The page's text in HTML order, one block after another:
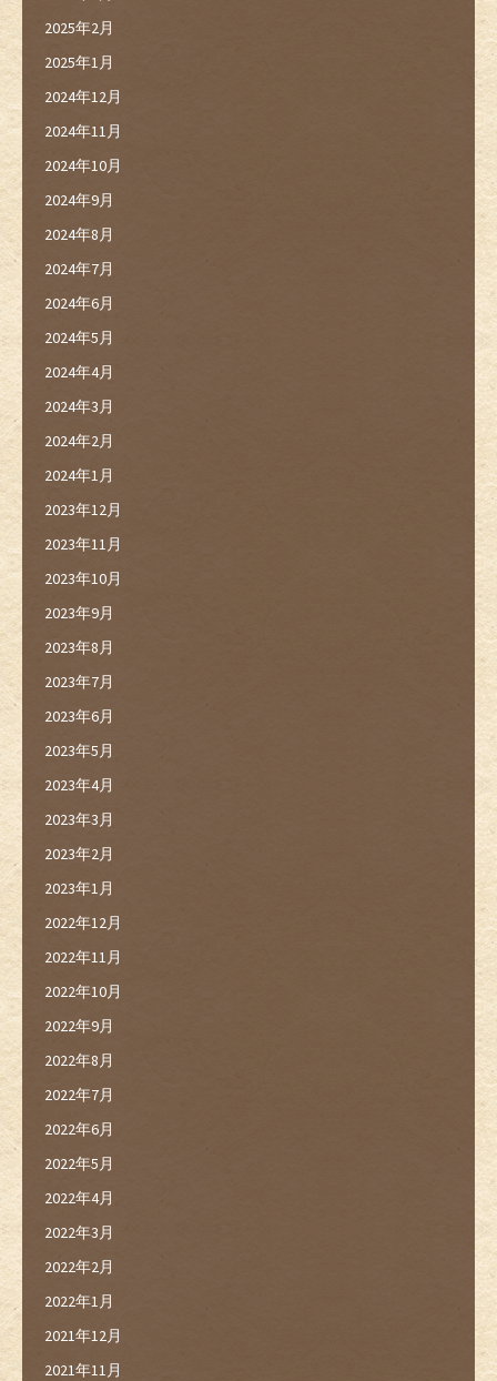
2025年2月
2025年1月
2024年12月
2024年11月
2024年10月
2024年9月
2024年8月
2024年7月
2024年6月
2024年5月
2024年4月
2024年3月
2024年2月
2024年1月
2023年12月
2023年11月
2023年10月
2023年9月
2023年8月
2023年7月
2023年6月
2023年5月
2023年4月
2023年3月
2023年2月
2023年1月
2022年12月
2022年11月
2022年10月
2022年9月
2022年8月
2022年7月
2022年6月
2022年5月
2022年4月
2022年3月
2022年2月
2022年1月
2021年12月
2021年11月